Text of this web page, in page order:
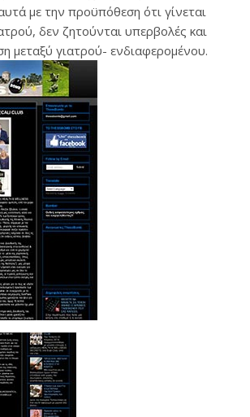
με την προϋπόθεση ότι γίνεται
δεν ζητούνται υπερβολές και
μεταξύ γιατρού- ενδιαφερομένου.